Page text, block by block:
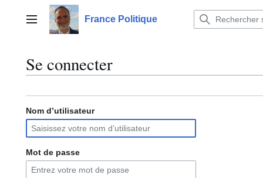
contenuMenu principalFrance Politique
Se connecter
Nom d’utilisateur
Mot de passe